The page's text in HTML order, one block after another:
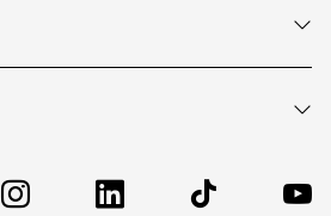
AZAlkmaar
Instagram LinkedIn TikTok